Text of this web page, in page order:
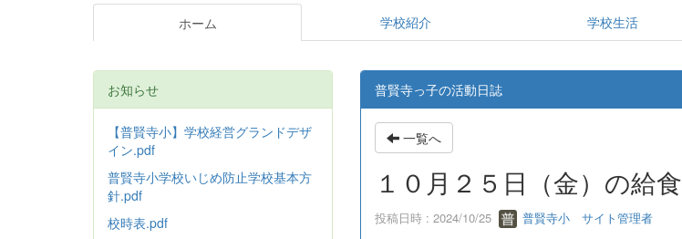
ホーム 学校紹介 学校生活
普賢寺っ子の活動日誌
一覧へ
１０月２５日（金）の給食
投稿日時 : 2024/10/25 普賢寺小 サイト管理者
お知らせ
【普賢寺小】学校経営グランドデザ
イン.pdf
普賢寺小学校いじめ防止学校基本方
針.pdf
校時表.pdf